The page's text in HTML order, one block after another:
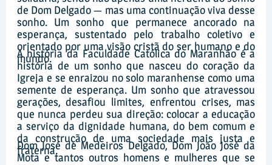
de Dom Delgado — mas uma continuação viva desse
sonho. Um sonho que permanece ancorado na
esperança, sustentado pelo trabalho coletivo e
orientado por uma visão cristã do ser humano e do
mundo.
A história da Faculdade Católica do Maranhão é a
história de um sonho que nasceu do coração da
Igreja e se enraizou no solo maranhense como uma
semente de esperança. Um sonho que atravessou
gerações, desafiou limites, enfrentou crises, mas
que nunca perdeu sua direção: colocar a educação
a serviço da dignidade humana, do bem comum e
da construção de uma sociedade mais justa e
fraterna.
Dom José de Medeiros Delgado, Dom João José da
Mota e tantos outros homens e mulheres que se